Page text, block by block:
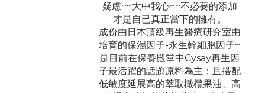
疑慮~~大中我心~~不必要的添加
才是自已真正當下的擁有。
成份由日本頂級再生醫療研究室由
培育的保濕因子-永生幹細胞因子~
是目前在保養殿堂中Cysay再生因
子最活躍的話題原料為主；且搭配
低敏度延展高的萃取橄欖果油、高